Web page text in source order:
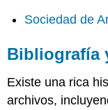
Sociedad de
Bibliografía
Existe una rica
archivos,